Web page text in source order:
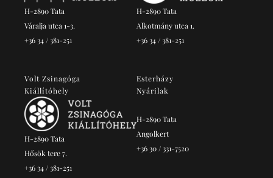
H-2890 Tata
Váralja utca 1-3.
+36 34 / 381-251
H-2890 Tata
Alkotmány utca 1.
+36 34 / 381-251
Volt Zsinagóga
Kiállítóhely
H-2890 Tata
Hősök tere 7.
+36 34 / 381-251
Esterházy
Nyárilak
H-2890 Tata
Angolkert
+36 30 / 331-7520